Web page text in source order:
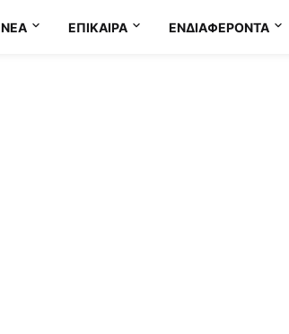
NEA ΕΠΊΚΑΙΡΑ ΕΝΔΙΑΦΈΡΟΝΤΑ